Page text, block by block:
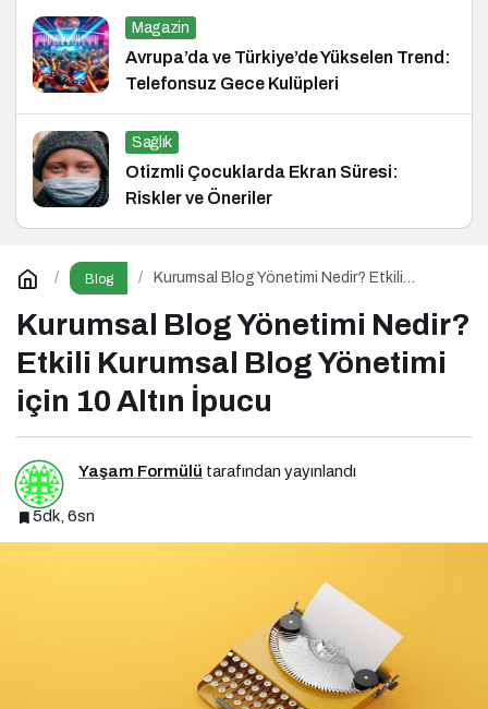
Magazin
Avrupa’da ve Türkiye’de Yükselen Trend:
Telefonsuz Gece Kulüpleri
Sağlık
Otizmli Çocuklarda Ekran Süresi:
Riskler ve Öneriler
Blog
Kurumsal Blog Yönetimi Nedir? Etkili
Kurumsal Blog Yönetimi Nedir?
Etkili Kurumsal Blog Yönetimi
için 10 Altın İpucu
Yaşam Formülü tarafından yayınlandı
5dk, 6sn